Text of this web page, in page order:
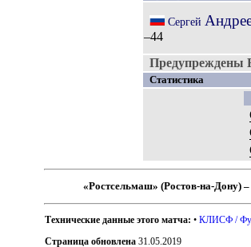
Сергей
–44
Предупреждены
Статистика
«Ростсельмаш» (Ростов-на-Дону)
Технические данные этого матча: •КЛИСФ /
Страница обновлена 31.05.2019